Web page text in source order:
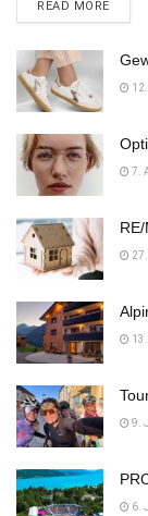
READ MORE
7.
9.
6.